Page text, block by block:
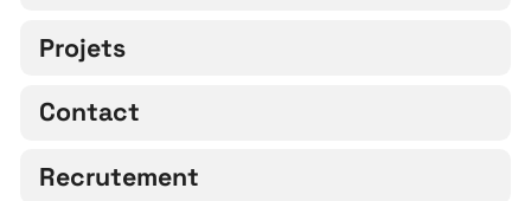
Projets
Contact
Recrutement